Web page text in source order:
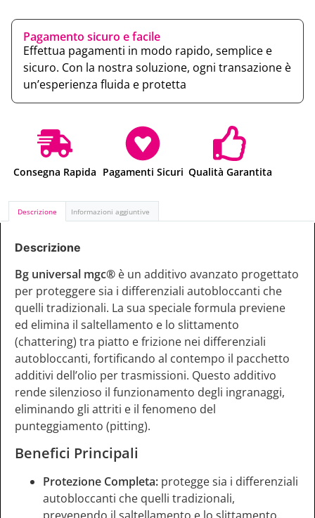
Pagamento sicuro e facile
Effettua pagamenti in modo rapido, semplice e
sicuro. Con la nostra soluzione, ogni transazione è
un’esperienza fluida e protetta
Consegna Rapida Pagamenti Sicuri Qualità Garantita
Descrizione Informazioni aggiuntive
Descrizione
Bg universal mgc® è un additivo avanzato progettato
per proteggere sia i differenziali autobloccanti che
quelli tradizionali. La sua speciale formula previene
ed elimina il saltellamento e lo slittamento
(chattering) tra piatto e frizione nei differenziali
autobloccanti, fortificando al contempo il pacchetto
additivi dell’olio per trasmissioni. Questo additivo
rende silenzioso il funzionamento degli ingranaggi,
eliminando gli attriti e il fenomeno del
punteggiamento (pitting).
Benefici Principali
Protezione Completa: protegge sia i differenziali
autobloccanti che quelli tradizionali,